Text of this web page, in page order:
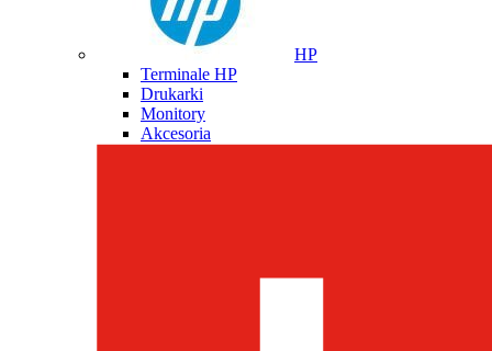
HP
Terminale HP
Drukarki
Monitory
Akcesoria